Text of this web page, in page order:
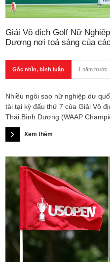
Giải Vô địch Golf Nữ
Dương nơi toả sáng của
Góc nhìn, bình luận 1 năm trước
Nhiều ngôi sao nữ nghiệp dư
tài tại kỳ đấu thứ 7 của Giải Vô
Thái Bình Dương (WAAP
Shores Golf Club ở huyện Duy
09/03/2025.
Xem thêm